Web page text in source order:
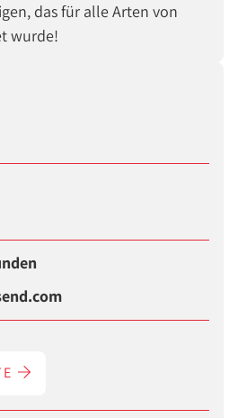
das für alle Arten von
wurde!